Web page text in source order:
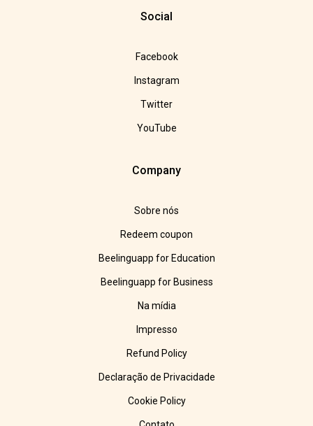
Social
Facebook
Instagram
Twitter
YouTube
Company
Sobre nós
Redeem coupon
Beelinguapp for Education
Beelinguapp for Business
Na mídia
Impresso
Refund Policy
Declaração de Privacidade
Cookie Policy